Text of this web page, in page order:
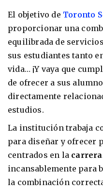
El objetivo de Toronto
proporcionar una
equilibrada de
sus estudiantes tanto
vida… ¡Y vaya que
de ofrecer a sus
directamente
estudios.
La institución trabaja
para diseñar y ofrecer
centrados en la carrera
incansablemente para
la combinación